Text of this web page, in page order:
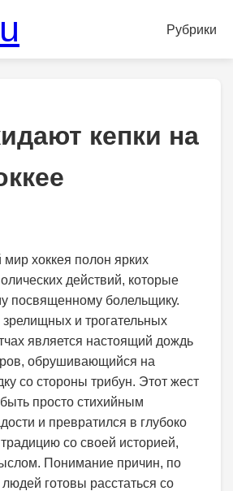
Рубрики
кепки на
хоккея полон ярких
действий, которые
посвященному болельщику.
и трогательных
является настоящий дождь
обрушивающийся на
со стороны трибун. Этот жест
просто стихийным
и превратился в глубоко
со своей историей,
Понимание причин, по
готовы расстаться со